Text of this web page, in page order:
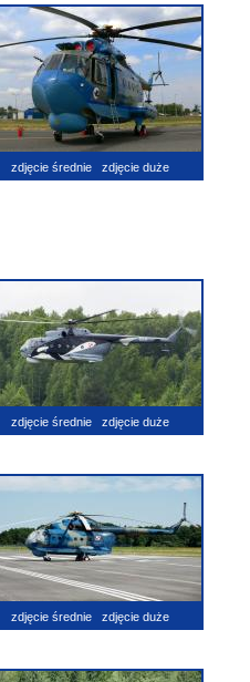
zdjęcie średnie zdjęcie duże
zdjęcie średnie zdjęcie duże
zdjęcie średnie zdjęcie duże